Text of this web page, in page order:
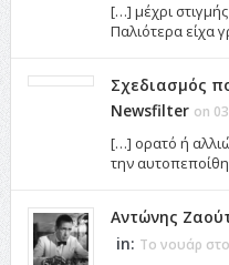
[…] μέχρι
Παλιότερα είχα
Σχεδιασμός
Newsfilter on
[…] ορατό ή
την
Αντώνης
in: Το νουάρ